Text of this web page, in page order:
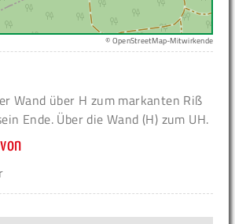
© OpenStreetMap-Mitwirkende
Wand über H zum markanten Riß
Ende. Über die Wand (H) zum UH.